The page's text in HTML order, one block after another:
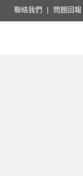
聯絡我們 問題回報